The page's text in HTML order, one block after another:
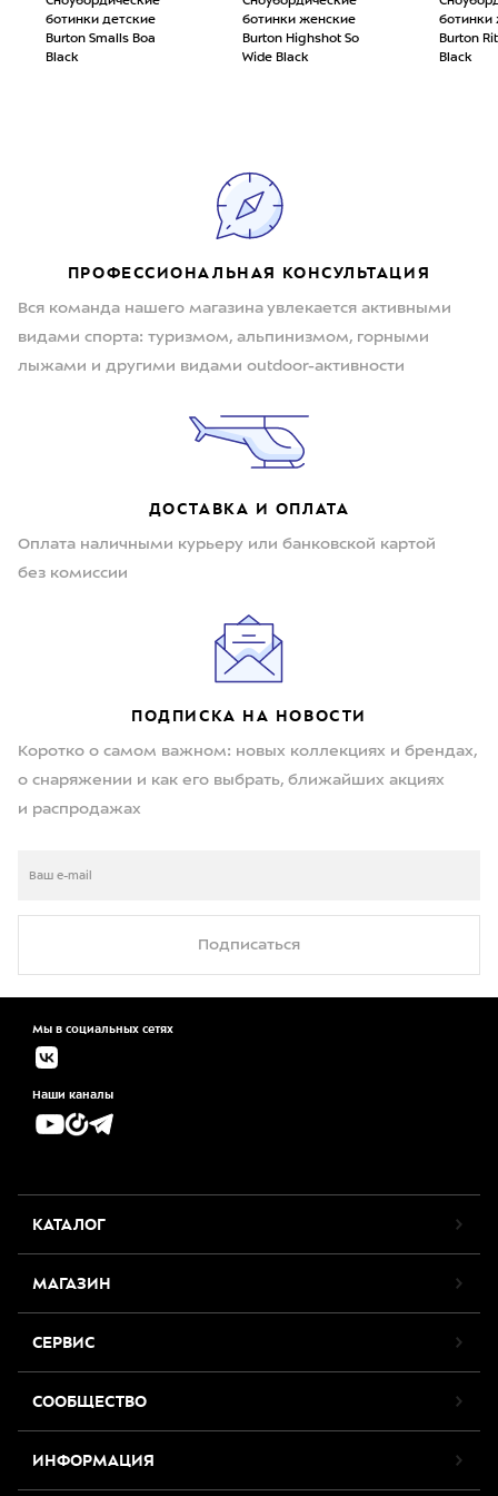
ботинки детские
Burton Smalls Boa
Black
ботинки женские
Burton Highshot So
Wide Black
ботинки
Burton
Black
ПРОФЕССИОНАЛЬНАЯ КОНСУЛЬТАЦИЯ
Вся команда нашего магазина увлекается активными
видами спорта: туризмом, альпинизмом, горными
лыжами и другими видами outdoor-активности
ДОСТАВКА И ОПЛАТА
Оплата наличными курьеру или банковской картой
без комиссии
ПОДПИСКА НА НОВОСТИ
Коротко о самом важном: новых коллекциях и брендах,
о снаряжении и как его выбрать, ближайших акциях
и распродажах
Подписаться
Мы в социальных сетях
Наши каналы
КАТАЛОГ
МАГАЗИН
СЕРВИС
СООБЩЕСТВО
ИНФОРМАЦИЯ